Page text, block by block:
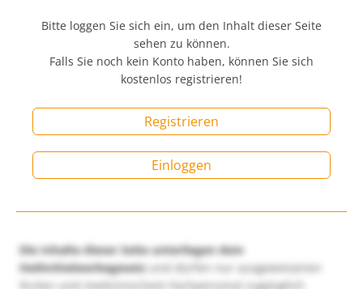
Bitte loggen Sie sich ein, um den Inhalt dieser Seite
sehen zu können.
Falls Sie noch kein Konto haben, können Sie sich
kostenlos registrieren!
Registrieren
Einloggen
Die Inhalte dieser Seite unterliegen dem
Heilmittelwerbegesetzund dürfen nur ausgewiesenen
Ärzten und medizinischem Fachpersonal zugänglich